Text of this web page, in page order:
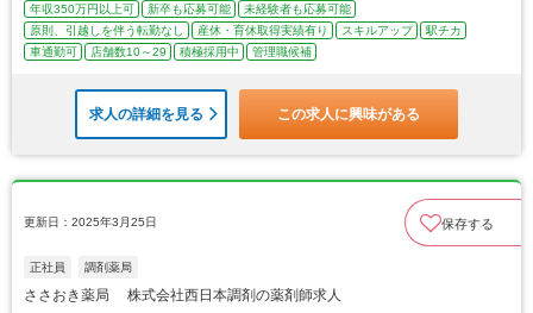
年収350万円以上可 新卒も応募可能
未経験者も応募可能
原則、引越しを伴う転勤なし
産休・育休取得実績有り スキルアップ
駅チカ
車通勤可
店舗数10～29 積極採用中 管理職候補
求人の詳細を見る この求人に興味がある
更新日：2025年3月25日 保存する
正社員 調剤薬局
ささおき薬局 株式会社西日本調剤の薬剤師求人